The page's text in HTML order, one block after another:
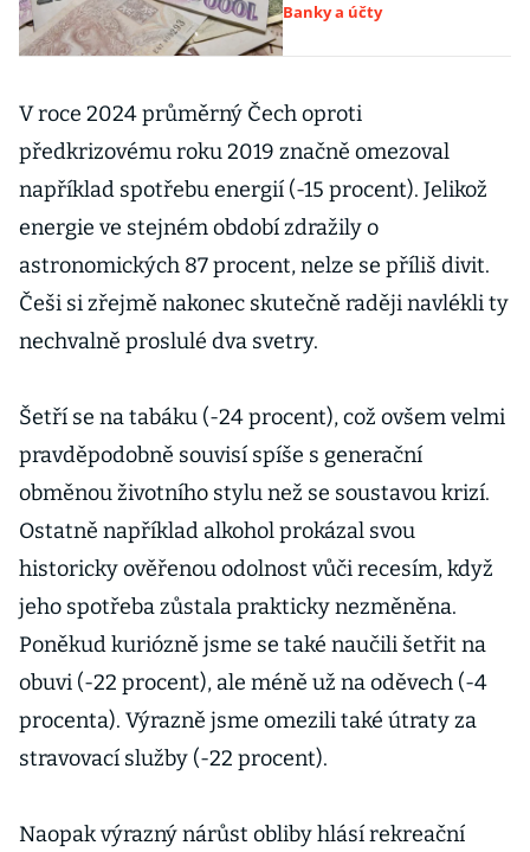
nechat doma v
šuplíku pro případ
Banky a účty
V roce 2024 průměrný Čech oproti
předkrizovému roku 2019 značně omezoval
například spotřebu energií (-15 procent). Jelikož
energie ve stejném období zdražily o
astronomických 87 procent, nelze se příliš divit.
Češi si zřejmě nakonec skutečně raději navlékli ty
nechvalně proslulé dva svetry.
Šetří se na tabáku (-24 procent), což ovšem velmi
pravděpodobně souvisí spíše s generační
obměnou životního stylu než se soustavou krizí.
Ostatně například alkohol prokázal svou
historicky ověřenou odolnost vůči recesím, když
jeho spotřeba zůstala prakticky nezměněna.
Poněkud kuriózně jsme se také naučili šetřit na
obuvi (-22 procent), ale méně už na oděvech (-4
procenta). Výrazně jsme omezili také útraty za
stravovací služby (-22 procent).
Naopak výrazný nárůst obliby hlásí rekreační